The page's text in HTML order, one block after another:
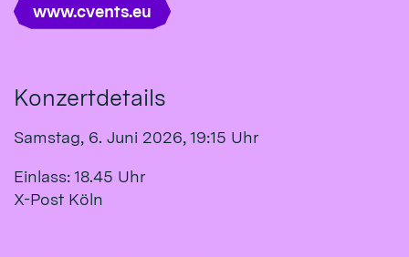
www.cvents.eu
Konzertdetails
Samstag, 6. Juni 2026, 19:15 Uhr
Einlass: 18.45 Uhr
X-Post Köln